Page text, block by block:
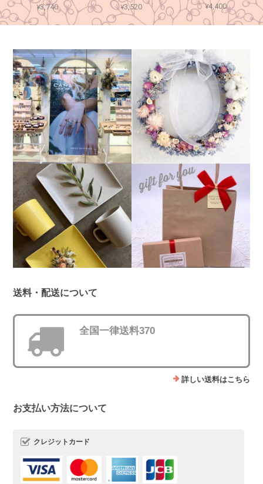
¥3,740
¥3,520
¥4,400
送料・配送について
全国一律送料370
詳しい送料はこちら
お支払い方法について
クレジットカード